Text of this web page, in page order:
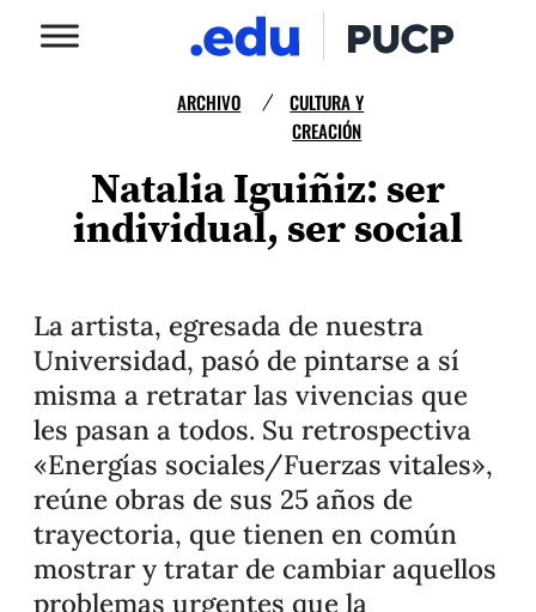
ARCHIVO /
CULTURA Y
CREACIÓN
Natalia Iguiñiz: ser
individual, ser social
La artista, egresada de nuestra
Universidad, pasó de pintarse a sí
misma a retratar las vivencias que
les pasan a todos. Su retrospectiva
«Energías sociales/Fuerzas vitales»,
reúne obras de sus 25 años de
trayectoria, que tienen en común
mostrar y tratar de cambiar aquellos
problemas urgentes que la